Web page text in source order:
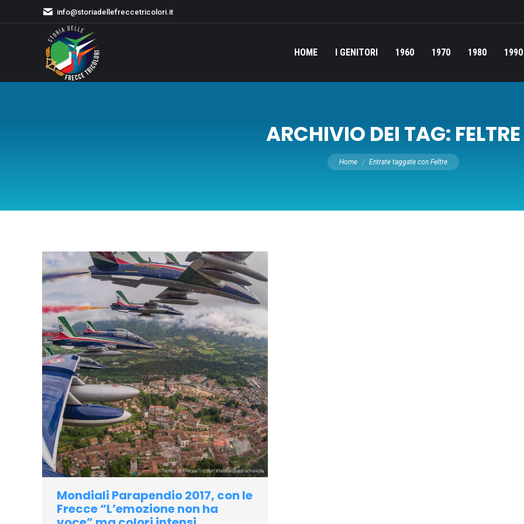
info@storiadellefreccetricolori.it
HOME I GENITORI 1960 1970 1980 1990
ARCHIVIO DEI TAG: FELTRE
Tu sei qui:
Home Entrate taggate con Feltre
Mondiali Parapendio 2017, con le
Frecce “L’emozione non ha